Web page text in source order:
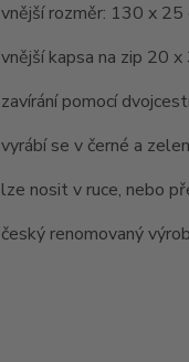
vnější rozměr: 130 x 25
vnější kapsa na zip 20 x
zavírání pomocí
vyrábí se v černé a
lze nosit v ruce, nebo
český renomovaný